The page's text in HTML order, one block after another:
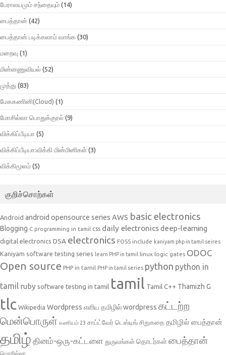
பேராலயமும் சந்தையும் (14)
பைத்தான் (42)
பைத்தான் படிக்கலாம் வாங்க (30)
மறைவு (1)
மின்னணுவியல் (52)
முத்து (83)
மேககணினி(Cloud) (1)
மோசில்லா பொதுக்குரல் (9)
விக்கிப்பீடியா (5)
விக்கிப்பீடியா:விக்கி மின்மினிகள் (3)
விக்கிமூலம் (5)
குறிச்சொற்கள்
Android android opensource series AWS basic electronics
Blogging C programming in tamil css daily electronicsdeep-learning
digital electronics DSA electronics FOSS include kaniyam php in tamil seires
Kaniyam software testing series learn PHP in tamil linux logic gates ODOC
Open source PHP in tamil PHP in tamil series python python in
tamil ruby software testing in tamil tamil Tamil C++ Thamizh G
tlc Wikipedia Wordpress எளிய தமிழில் wordpress கட்டற்ற
மென்பொருள் கணியம் 23 சாப்ட்வேர் டெஸ்டிங் சிறுகதை தமிழில் பைத்தான்
தமிழ் தினம்-ஒரு-கட்டளை துருவங்கள் தொடர்கள்பைத்தான்
மொசில்லா